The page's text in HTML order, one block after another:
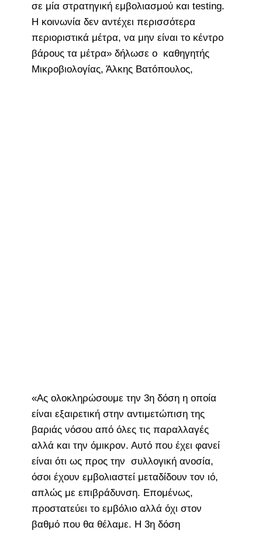
σε μία στρατηγική εμβολιασμού και testing.
Η κοινωνία δεν αντέχει περισσότερα
περιοριστικά μέτρα, να μην είναι το κέντρο
βάρους τα μέτρα» δήλωσε ο καθηγητής
Μικροβιολογίας, Άλκης Βατόπουλος,
«Ας ολοκληρώσουμε την 3η δόση η οποία
είναι εξαιρετική στην αντιμετώπιση της
βαριάς νόσου από όλες τις παραλλαγές
αλλά και την όμικρον. Αυτό που έχει φανεί
είναι ότι ως προς την συλλογική ανοσία,
όσοι έχουν εμβολιαστεί μεταδίδουν τον ιό,
απλώς με επιβράδυνση. Επομένως,
προστατεύει το εμβόλιο αλλά όχι στον
βαθμό που θα θέλαμε. Η 3η δόση